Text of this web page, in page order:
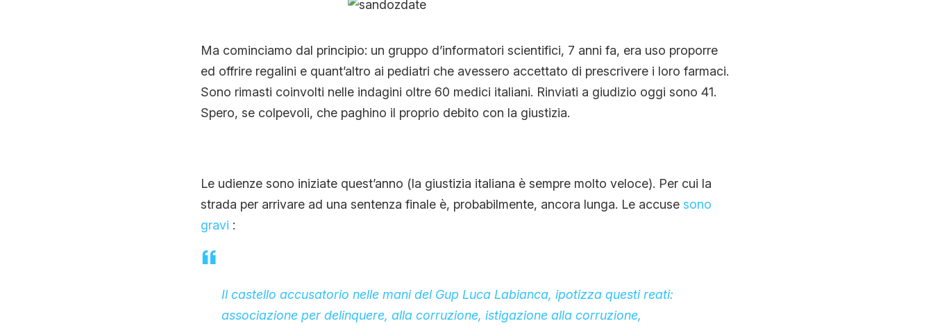
Ma cominciamo dal principio: un gruppo d’informatori scientifici, 7 anni fa, era uso proporre
ed offrire regalini e quant’altro ai pediatri che avessero accettato di prescrivere i loro farmaci.
Sono rimasti coinvolti nelle indagini oltre 60 medici italiani. Rinviati a giudizio oggi sono 41.
Spero, se colpevoli, che paghino il proprio debito con la giustizia.
Le udienze sono iniziate quest’anno (la giustizia italiana è sempre molto veloce). Per cui la
strada per arrivare ad una sentenza finale è, probabilmente, ancora lunga. Le accuse sono
gravi :
Il castello accusatorio nelle mani del Gup Luca Labianca, ipotizza questi reati:
associazione per delinquere, alla corruzione, istigazione alla corruzione,